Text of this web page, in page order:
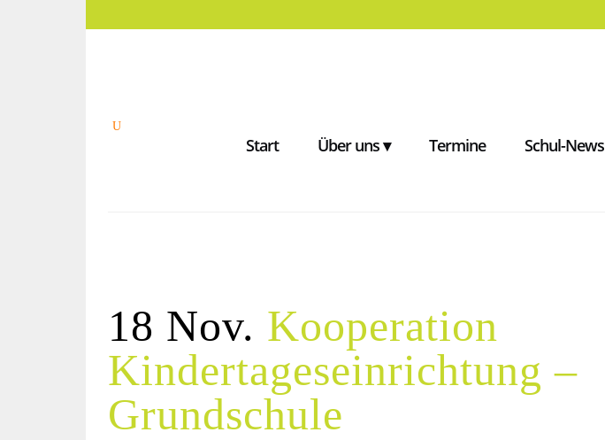
Start Über uns ▾ Termine Schul-News
18 Nov. Kooperation
Kindertageseinrichtung –
Grundschule